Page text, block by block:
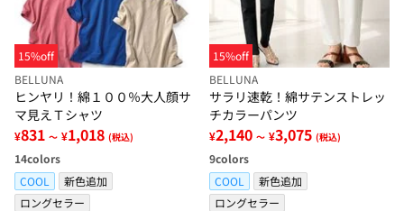
15%off
BELLUNA
ヒンヤリ！綿１００％大人顔サ
マ見えＴシャツ
¥831 ～ ¥1,018 (税込)
14colors
COOL
新色追加
ロングセラー
15%off
BELLUNA
サラリ速乾！綿サテンストレッ
チカラーパンツ
¥2,140 ～ ¥3,075 (税込)
9colors
COOL
新色追加
ロングセラー